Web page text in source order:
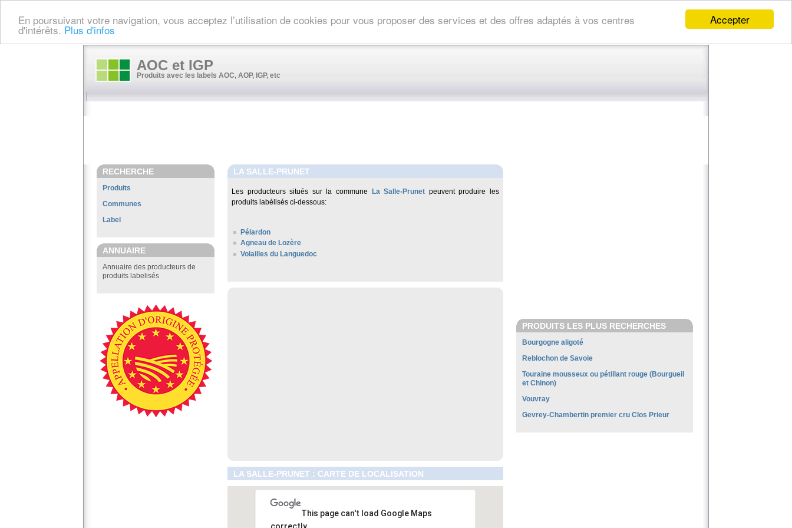
Accepter
En poursuivant votre navigation, vous acceptez l’utilisation de cookies pour vous proposer des services et des offres adaptés à vos centres
d'intérêts. Plus d'infos
AOC et IGP
Produits avec les labels AOC, AOP, IGP, etc
RECHERCHE
Produits
Communes
Label
ANNUAIRE
Annuaire des producteurs de
produits labelisés
LA SALLE-PRUNET
Les producteurs situés sur la commune La Salle-Prunet peuvent produire les
produits labélisés ci-dessous:
Pélardon
Agneau de Lozère
Volailles du Languedoc
LA SALLE-PRUNET : CARTE DE LOCALISATION
This page can't load Google Maps
correctly.
PRODUITS LES PLUS RECHERCHES
Bourgogne aligoté
Reblochon de Savoie
Touraine mousseux ou pétillant rouge (Bourgueil
et Chinon)
Vouvray
Gevrey-Chambertin premier cru Clos Prieur